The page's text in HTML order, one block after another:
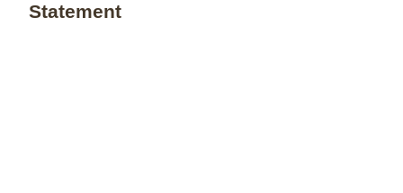
Statement